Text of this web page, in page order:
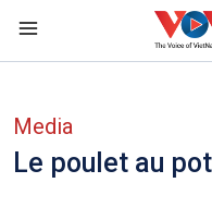
Media
Le poulet au